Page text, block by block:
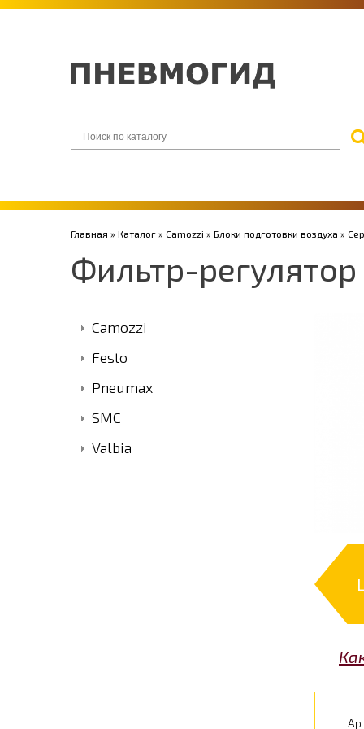
Главная » Каталог » Camozzi » Блоки подготовки воздуха »
Фильтр-
Camozzi
Festo
Pneumax
SMC
Valbia